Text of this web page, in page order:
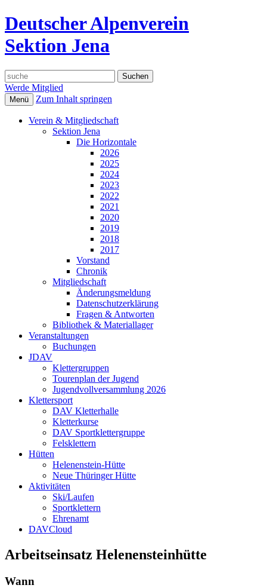
Deutscher Alpenverein
Sektion Jena
Suche
nach:
Werde Mitglied
Menü Zum Inhalt springen
Verein & Mitgliedschaft
Sektion Jena
Die Horizontale
2026
2025
2024
2023
2022
2021
2020
2019
2018
2017
Vorstand
Chronik
Mitgliedschaft
Änderungsmeldung
Datenschutzerklärung
Fragen & Antworten
Bibliothek & Materiallager
Veranstaltungen
Buchungen
JDAV
Klettergruppen
Tourenplan der Jugend
Jugendvollversammlung 2026
Klettersport
DAV Kletterhalle
Kletterkurse
DAV Sportklettergruppe
Felsklettern
Hütten
Helenenstein-Hütte
Neue Thüringer Hütte
Aktivitäten
Ski/Laufen
Sportklettern
Ehrenamt
DAVCloud
Arbeitseinsatz Helenensteinhütte
Wann